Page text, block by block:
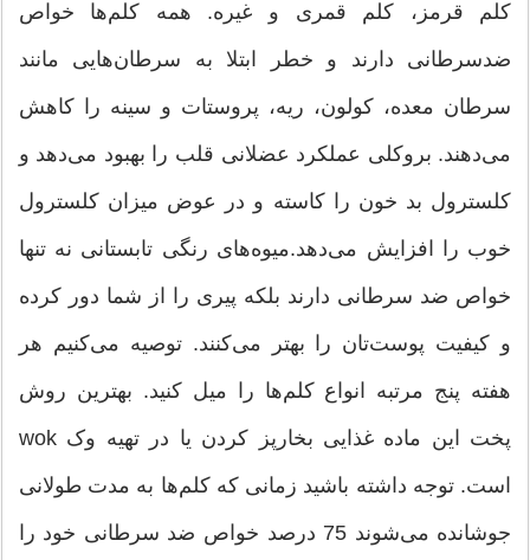
کلم قرمز، کلم قمری و غیره. همه‌ کلم‌ها خواص
ضدسرطانی دارند و خطر ابتلا به سرطان‌هایی مانند
سرطان معده، کولون، ریه، پروستات و سینه را کاهش
می‌دهند. بروکلی عملکرد عضلانی قلب را بهبود می‌دهد و
کلسترول بد خون را کاسته و در عوض میزان کلسترول
خوب را افزایش می‌دهد.میوه‌های رنگی تابستانی نه تنها
خواص ضد سرطانی دارند بلکه پیری را از شما دور کرده
و کیفیت پوست‌تان را بهتر می‌کنند. توصیه می‌کنیم هر
هفته پنج مرتبه انواع کلم‌ها را میل کنید. بهترین روش
پخت این ماده‌ غذایی بخارپز کردن یا در تهیه‌ وک wok
است. توجه داشته باشید زمانی که کلم‌ها به مدت طولانی
جوشانده می‌شوند 75 درصد خواص ضد سرطانی خود را